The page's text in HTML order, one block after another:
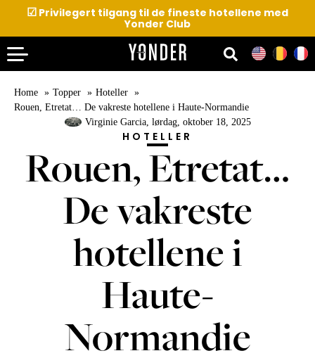
☑ Privilegert tilgang til de fineste hotellene med
Yonder Club
Home Topper
Hoteller
Rouen, Etretat… De vakreste hotellene i Haute-Normandie
Virginie Garcia, lørdag, oktober 18, 2025
HOTELLER
Rouen, Etretat…
De vakreste
hotellene i
Haute-
Normandie